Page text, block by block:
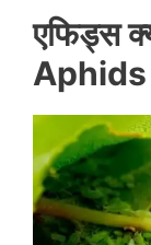
एफिड्स
Aphids